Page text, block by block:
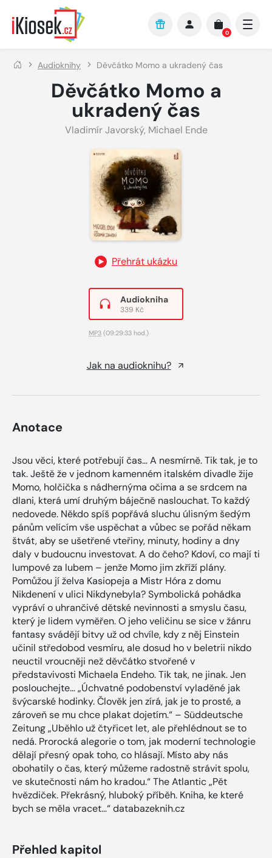
Přejít na hlavní obsah
0
Audioknihy Děvčátko Momo a ukradený čas
Děvčátko Momo a
ukradený čas
Vladimír Javorský, Michael Ende
Přehrát ukázku
Audiokniha
339 Kč
MP3 (09:29:33 hod.)
Jak na audioknihu?
Anotace
Jsou věci, které potřebují čas… A nesmírně. Tik tak, je to
tak. Ještě že v jednom kamenném italském divadle žije
Momo, holčička s nádhernýma očima a se srdcem na
dlani, která umí druhým báječně naslouchat. To každý
nedovede. Někdo spíš popřává sluchu úlisným šedým
pánům velícím vše uspěchat a vůbec se pořád někam
štvát, aby se ušetřené vteřiny, minuty, hodiny a dny
daly v budoucnu investovat. A do čeho? Kdoví, co mají ti
lumpové za lubem – jenže Momo jim zkříží plány.
Pomůžou jí želva Kasiopeja a Mistr Hóra z domu
Nikdenení v ulici Nikdynebyla? Symbolická pohádka
vypráví o uhrančivé dětské nevinnosti a smyslu času,
který je lidem vyměřen. O jeho veličinu se sice v žánru
fantasy svádějí bitvy už od chvíle, kdy z něj Einstein
učinil středobod vesmíru, ale dosud ho v beletrii nikdo
neuctil vroucněji než děvčátko stvořené v
představivosti Michaela Endeho. Tik tak, ne jinak. Jen
poslouchejte… „Úchvatné podobenství vyladěné jak
švýcarské hodinky. Člověk jen zírá, jak je to prosté, a
zároveň se mu chce plakat dojetím.“ – Süddeutsche
Zeitung „Uběhlo už čtyřicet let, ale přehlédnout se to
nedá. Prorocká alegorie o tom, jak moderní technologie
dělají přesný opak toho, co hlásají. Místo aby nás
obohatily o čas, který můžeme radostně strávit spolu,
ve skutečnosti nám ho kradou.“ The Atlantic „Pět
hvězdiček. Překrásný, hluboký příběh. Kniha, ke které
bych se měla vracet…“ databazeknih.cz
Přehled kapitol